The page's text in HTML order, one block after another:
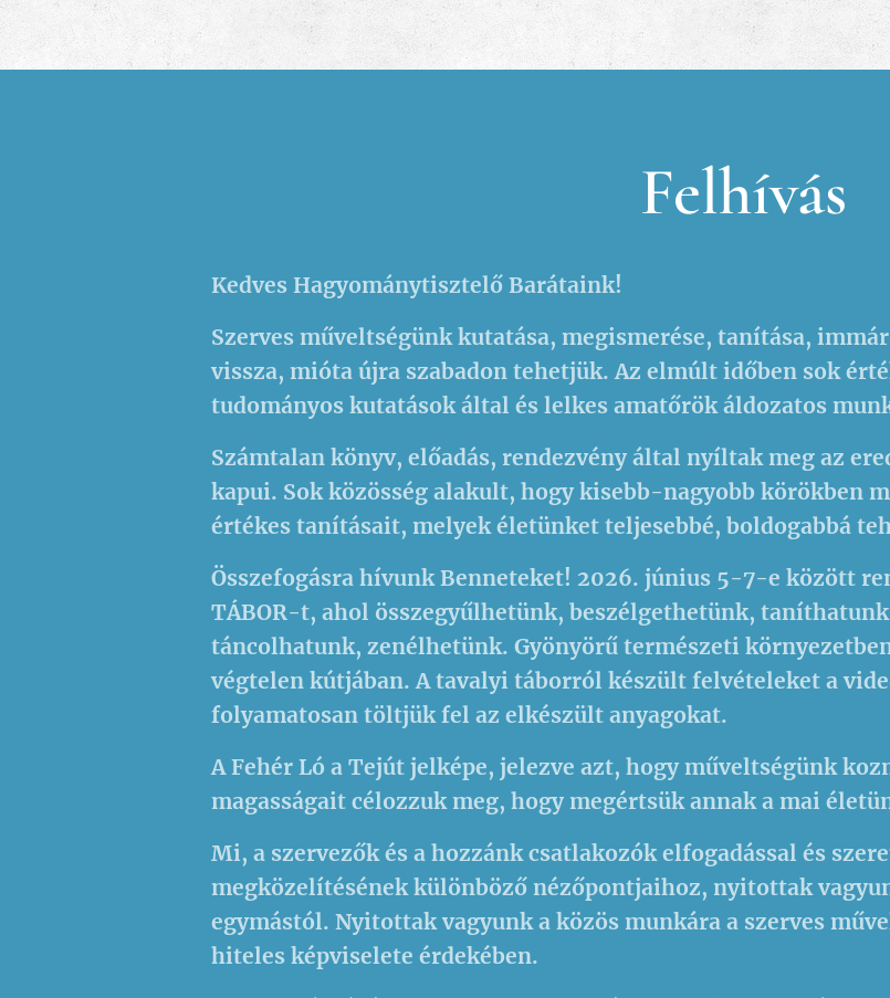
Felhívás
Kedves Hagyománytisztelő Barátaink!
Szerves műveltségünk kutatása, megismerése, tanítása,
vissza, mióta újra szabadon tehetjük. Az elmúlt időben sok
tudományos kutatások által és lelkes amatőrök áldozatos
Számtalan könyv, előadás, rendezvény által nyíltak meg az
kapui. Sok közösség alakult, hogy kisebb-nagyobb körökben
értékes tanításait, melyek életünket teljesebbé, boldogabbá
Összefogásra hívunk Benneteket! 2026. június 5-7-e között
TÁBOR-t, ahol összegyűlhetünk, beszélgethetünk,
táncolhatunk, zenélhetünk. Gyönyörű természeti
végtelen kútjában. A tavalyi táborról készült felvételeket a
folyamatosan töltjük fel az elkészült anyagokat.
A Fehér Ló a Tejút jelképe, jelezve azt, hogy műveltségünk
magasságait célozzuk meg, hogy megértsük annak a mai
Mi, a szervezők és a hozzánk csatlakozók elfogadással és
megközelítésének különböző nézőpontjaihoz, nyitottak
egymástól. Nyitottak vagyunk a közös munkára a szerves
hiteles képviselete érdekében.